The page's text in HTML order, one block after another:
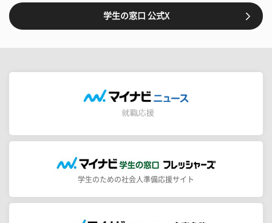
学生の窓口 公式X
学生のための社会人準備応援サイト